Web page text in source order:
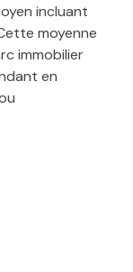
incluant
moyenne
immobilier
en